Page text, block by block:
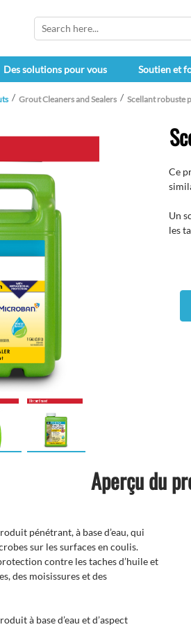
Des solutions pour vous Soutien et
Grout Cleaners and Sealers Scellant robuste
Ce
Un
les
Aperçu du
pénétrant, à base d’eau, qui
sur les surfaces en coulis.
contre les taches d’huile et
des moisissures et des
à base d’eau et d’aspect